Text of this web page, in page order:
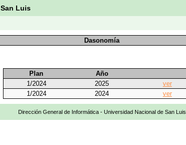
Luis
Dasonomía
Plan
Año
1/2024
2025
ver
1/2024
2024 ver
Dirección General de Informática - Universidad Nacional de San Luis